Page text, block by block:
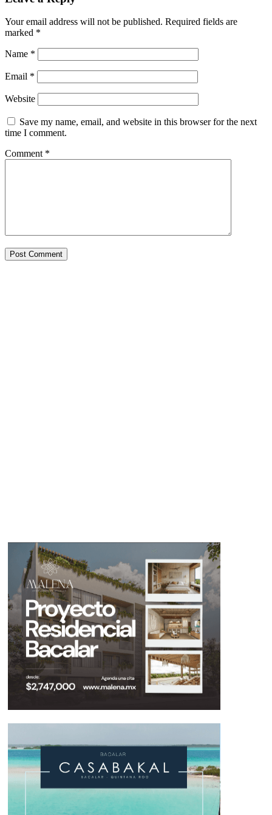
Your email address will not be published. Required fields are
marked *
Name *
Email *
Website
Save my name, email, and website in this browser for the next
time I comment.
Comment *